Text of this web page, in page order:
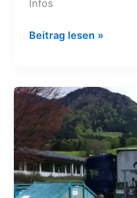
Infos
Beitrag lesen »
Maschinenaustausch
2014